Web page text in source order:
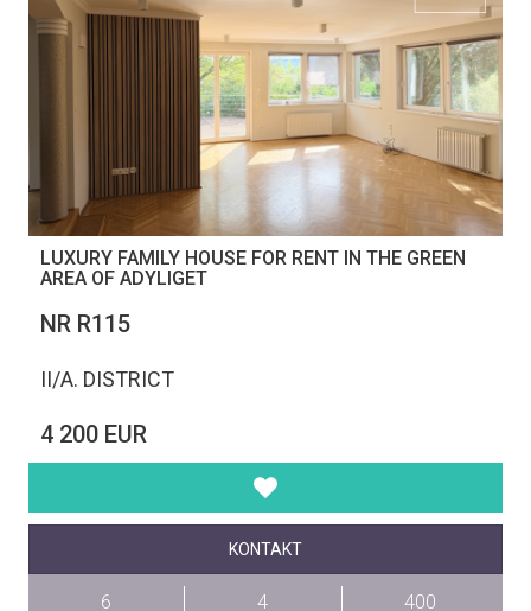
LUXURY FAMILY HOUSE FOR RENT IN THE GREEN
AREA OF ADYLIGET
NR R115
II/A. DISTRICT
4 200 EUR
KONTAKT
6 4 400